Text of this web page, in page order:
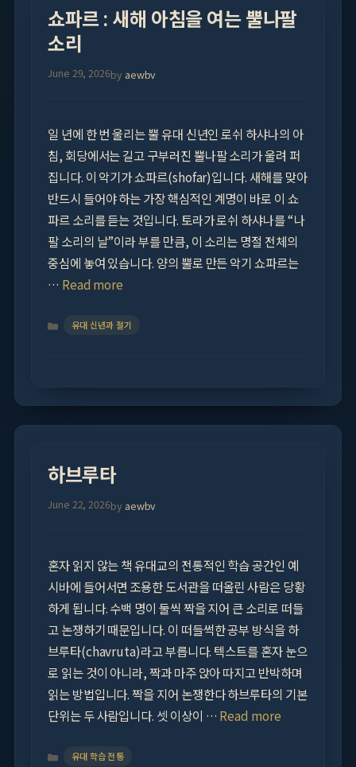
쇼파르 : 새해 아침을 여는 뿔나팔
소리
June 29, 2026by aewbv
일 년에 한 번 울리는 뿔 유대 신년인 로쉬 하샤나의 아
침, 회당에서는 길고 구부러진 뿔나팔 소리가 울려 퍼
집니다. 이 악기가 쇼파르(shofar)입니다. 새해를 맞아
반드시 들어야 하는 가장 핵심적인 계명이 바로 이 쇼
파르 소리를 듣는 것입니다. 토라가 로쉬 하샤나를 “나
팔 소리의 날”이라 부를 만큼, 이 소리는 명절 전체의
중심에 놓여 있습니다. 양의 뿔로 만든 악기 쇼파르는
… Read more
Categories유대 신년과 절기
하브루타
June 22, 2026by aewbv
혼자 읽지 않는 책 유대교의 전통적인 학습 공간인 예
시바에 들어서면 조용한 도서관을 떠올린 사람은 당황
하게 됩니다. 수백 명이 둘씩 짝을 지어 큰 소리로 떠들
고 논쟁하기 때문입니다. 이 떠들썩한 공부 방식을 하
브루타(chavruta)라고 부릅니다. 텍스트를 혼자 눈으
로 읽는 것이 아니라, 짝과 마주 앉아 따지고 반박하며
읽는 방법입니다. 짝을 지어 논쟁한다 하브루타의 기본
단위는 두 사람입니다. 셋 이상이 … Read more
Categories유대 학습 전통